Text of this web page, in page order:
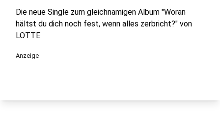
Die neue Single zum gleichnamigen Album "Woran
hältst du dich noch fest, wenn alles zerbricht?" von
LOTTE
Anzeige